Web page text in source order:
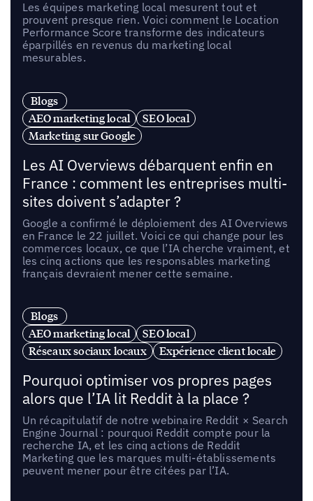
Les équipes marketing local mesurent tout et
prouvent presque rien. Voici comment le Location
Performance Score transforme des indicateurs
éparpillés en revenus du marketing local
mesurables.
Blogs
AEO marketing local
SEO local
Marketing sur Google
Les AI Overviews débarquent enfin en
France : comment les entreprises multi-
sites doivent s’adapter ?
Google a confirmé le déploiement des AI Overviews
en France le 22 juillet. Voici ce qui change pour les
commerces locaux, ce que l’IA cherche vraiment, et
les cinq actions que les responsables marketing
français devraient mener cette semaine.
Blogs
AEO marketing local
SEO local
Réseaux sociaux locaux
Expérience client locale
Pourquoi optimiser vos propres pages
alors que l’IA lit Reddit à la place ?
Un récapitulatif de notre webinaire Reddit × Search
Engine Journal : pourquoi Reddit compte pour la
recherche IA, et les cinq actions de Reddit
Marketing que les marques multi-établissements
peuvent mener pour être citées par l’IA.